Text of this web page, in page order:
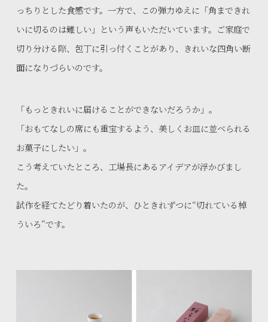
っちりとした食感です。一方で、この弾力ゆえに「角まできれ
いに切るのは難しい」という声もいただいています。ご家庭で
切り分ける際、包丁に引っ付くことがあり、きれいな四角い断
面になりづらいのです。
「もっときれいに届けることができないだろうか」。
「おもてなしの席にも重宝するよう、美しくお皿に並べられる
お菓子にしたい」。
こう考えていたところ、工場長にあるアイデアが浮かびまし
た。
試作を経てたどり着いたのが、ひときれずつに“切れている棹
ういろ”です。